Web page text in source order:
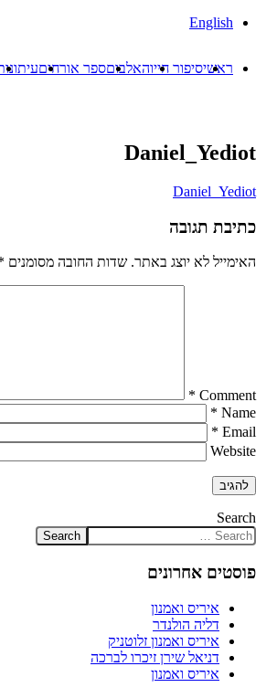
English
ראשיסיפור חייוהאלבוםספר אורחים
Daniel_Yediot
Daniel_Yediot
כתיבת תגובה
האימייל לא יוצג באתר. שדות החובה מסומנים
Comment
*
Name
*
Email
*
Website
Search
פוסטים אחרונים
איריס ואמנון
דליה הולנדר
איריס ואמנון זלוטניק
דניאל שירן זיכרו לברכה
איריס ואמנון